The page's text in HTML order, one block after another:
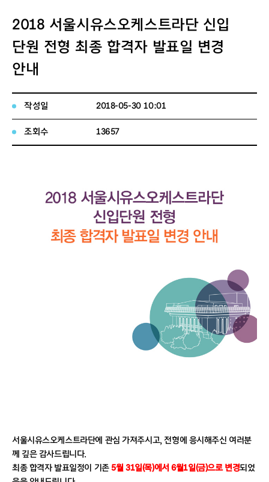
2018 서울시유스오케스트라단 신입
단원 전형 최종 합격자 발표일 변경
안내
작성일 2018-05-30 10:01
조회수 13657
서울시유스오케스트라단에 관심 가져주시고, 전형에 응시해주신 여러분
께 깊은 감사드립니다.
최종 합격자 발표일정이 기존5월 31일(목)에서 6월1일(금)으로 변경되었